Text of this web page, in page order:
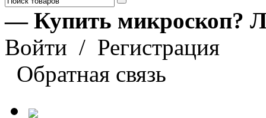
— Купить микроскоп?
Войти / Регистрация
Обратная связь